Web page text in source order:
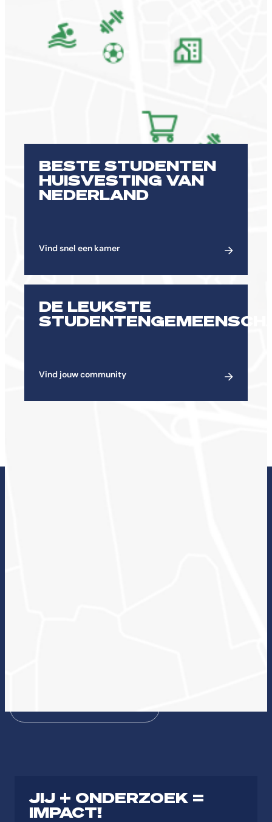
BESTE STUDENTEN
HUISVESTING VAN
NEDERLAND
Vind snel een kamer
DE LEUKSTE
Vind jouw community
JIJ + ONDERZOEK =
IMPACT!